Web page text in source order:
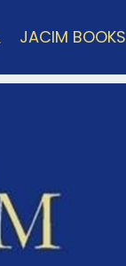
JACIM BOOKS